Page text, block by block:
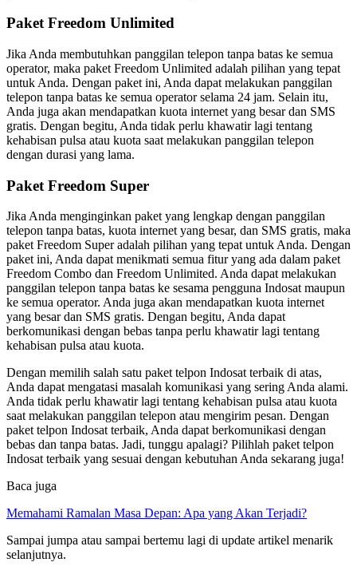
Paket Freedom Unlimited
Jika Anda membutuhkan panggilan telepon tanpa batas ke semua
operator, maka paket Freedom Unlimited adalah pilihan yang tepat
untuk Anda. Dengan paket ini, Anda dapat melakukan panggilan
telepon tanpa batas ke semua operator selama 24 jam. Selain itu,
Anda juga akan mendapatkan kuota internet yang besar dan SMS
gratis. Dengan begitu, Anda tidak perlu khawatir lagi tentang
kehabisan pulsa atau kuota saat melakukan panggilan telepon
dengan durasi yang lama.
Paket Freedom Super
Jika Anda menginginkan paket yang lengkap dengan panggilan
telepon tanpa batas, kuota internet yang besar, dan SMS gratis, maka
paket Freedom Super adalah pilihan yang tepat untuk Anda. Dengan
paket ini, Anda dapat menikmati semua fitur yang ada dalam paket
Freedom Combo dan Freedom Unlimited. Anda dapat melakukan
panggilan telepon tanpa batas ke sesama pengguna Indosat maupun
ke semua operator. Anda juga akan mendapatkan kuota internet
yang besar dan SMS gratis. Dengan begitu, Anda dapat
berkomunikasi dengan bebas tanpa perlu khawatir lagi tentang
kehabisan pulsa atau kuota.
Dengan memilih salah satu paket telpon Indosat terbaik di atas,
Anda dapat mengatasi masalah komunikasi yang sering Anda alami.
Anda tidak perlu khawatir lagi tentang kehabisan pulsa atau kuota
saat melakukan panggilan telepon atau mengirim pesan. Dengan
paket telpon Indosat terbaik, Anda dapat berkomunikasi dengan
bebas dan tanpa batas. Jadi, tunggu apalagi? Pilihlah paket telpon
Indosat terbaik yang sesuai dengan kebutuhan Anda sekarang juga!
Baca juga
Memahami Ramalan Masa Depan: Apa yang Akan Terjadi?
Sampai jumpa atau sampai bertemu lagi di update artikel menarik
selanjutnya.